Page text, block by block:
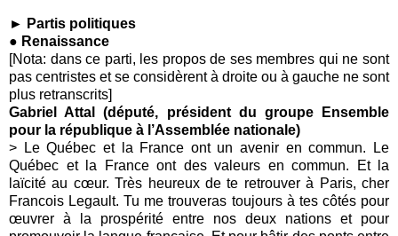
► Partis politiques
● Renaissance
[Nota: dans ce parti, les propos de ses membres qui ne sont
pas centristes et se considèrent à droite ou à gauche ne sont
plus retranscrits]
Gabriel Attal (député, président du groupe Ensemble
pour la république à l’Assemblée nationale)
> Le Québec et la France ont un avenir en commun. Le
Québec et la France ont des valeurs en commun. Et la
laïcité au cœur. Très heureux de te retrouver à Paris, cher
Francois Legault. Tu me trouveras toujours à tes côtés pour
œuvrer à la prospérité entre nos deux nations et pour